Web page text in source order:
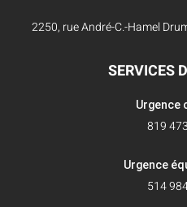
2250, rue André-C.-Hamel
SERVICES
Urgence
819
Urgence
514